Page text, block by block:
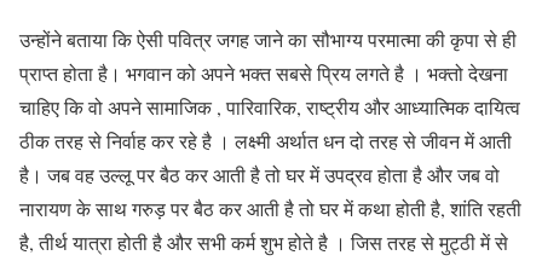
उन्होंने बताया कि ऐसी पवित्र जगह जाने का सौभाग्य परमात्मा की कृपा से ही
प्राप्त होता है। भगवान को अपने भक्त सबसे प्रिय लगते है । भक्तो देखना
चाहिए कि वो अपने सामाजिक , पारिवारिक, राष्ट्रीय और आध्यात्मिक दायित्व
ठीक तरह से निर्वाह कर रहे है । लक्ष्मी अर्थात धन दो तरह से जीवन में आती
है। जब वह उल्लू पर बैठ कर आती है तो घर में उपद्रव होता है और जब वो
नारायण के साथ गरुड़ पर बैठ कर आती है तो घर में कथा होती है, शांति रहती
है, तीर्थ यात्रा होती है और सभी कर्म शुभ होते है । जिस तरह से मुट्ठी में से